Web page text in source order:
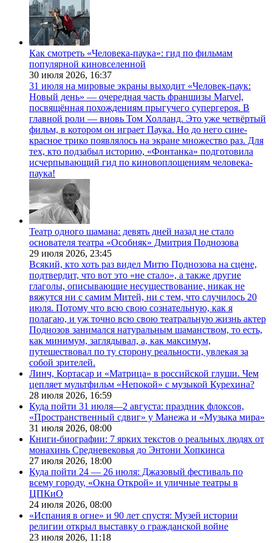
Как смотреть «Человека-паука»: гид по фильмам
популярной киновселенной
30 июля 2026, 16:37
31 июля на мировые экраны выходит «Человек-паук:
Новый день» — очередная часть франшизы Marvel,
посвящённая похождениям прыгучего супергероя. В
главной роли — вновь Том Холланд. Это уже четвёртый
фильм, в котором он играет Паука. Но до него сине-
красное трико появлялось на экране множество раз. Для
тех, кто подзабыл историю, «Фонтанка» подготовила
исчерпывающий гид по киновоплощениям человека-
паука!
Театр одного шамана: девять дней назад не стало
основателя театра «Особняк» Дмитрия Поднозова
29 июля 2026, 23:45
Всякий, кто хоть раз видел Митю Поднозова на сцене,
подтвердит, что вот это «не стало», а также другие
глаголы, описывающие несуществование, никак не
вяжутся ни с самим Митей, ни с тем, что случилось 20
июля. Потому что всю свою сознательную, как я
полагаю, и уж точно всю свою театральную жизнь актер
Поднозов занимался натуральным шаманством, то есть,
как минимум, заглядывал, а, как максимум,
путешествовал по ту сторону реальности, увлекая за
собой зрителей.
Линч, Кортасар и «Матрица» в российской глуши. Чем
цепляет мультфильм «Непокой» с музыкой Курехина?
28 июля 2026, 16:59
Куда пойти 31 июля—2 августа: праздник флоксов,
«Пространственный сдвиг» у Манежа и «Музыка мира»
31 июля 2026, 08:00
Книги-биографии: 7 ярких текстов о реальных людях от
монахинь Средневековья до Энтони Хопкинса
27 июля 2026, 18:00
Куда пойти 24 — 26 июля: Джазовый фестиваль по
всему городу, «Окна Открой» и уличные театры в
ЦПКиО
24 июля 2026, 08:00
«Испания в огне» и 90 лет спустя: Музей истории
религии открыл выставку о гражданской войне
23 июля 2026, 11:18